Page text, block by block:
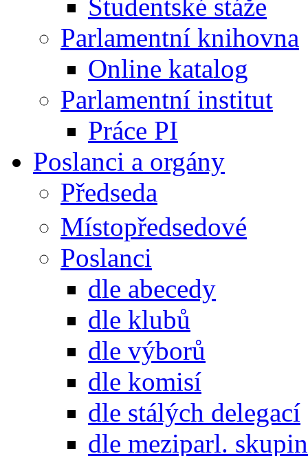
Studentské stáže
Parlamentní knihovna
Online katalog
Parlamentní institut
Práce PI
Poslanci a orgány
Předseda
Místopředsedové
Poslanci
dle abecedy
dle klubů
dle výborů
dle komisí
dle stálých delegací
dle meziparl. skupin